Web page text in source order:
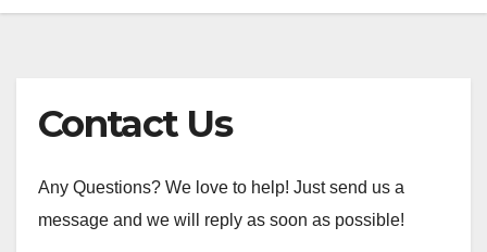
Contact Us
Any Questions? We love to help! Just send us a
message and we will reply as soon as possible!